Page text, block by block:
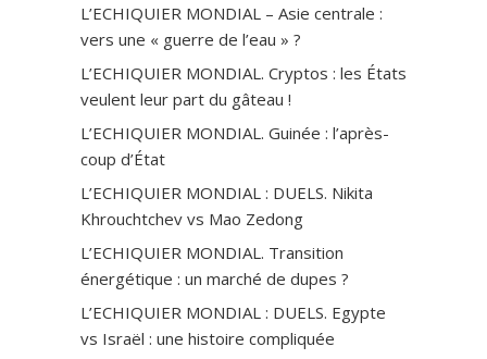
L’ECHIQUIER MONDIAL – Asie centrale :
vers une « guerre de l’eau » ?
L’ECHIQUIER MONDIAL. Cryptos : les États
veulent leur part du gâteau !
L’ECHIQUIER MONDIAL. Guinée : l’après-
coup d’État
L’ECHIQUIER MONDIAL : DUELS. Nikita
Khrouchtchev vs Mao Zedong
L’ECHIQUIER MONDIAL. Transition
énergétique : un marché de dupes ?
L’ECHIQUIER MONDIAL : DUELS. Egypte
vs Israël : une histoire compliquée